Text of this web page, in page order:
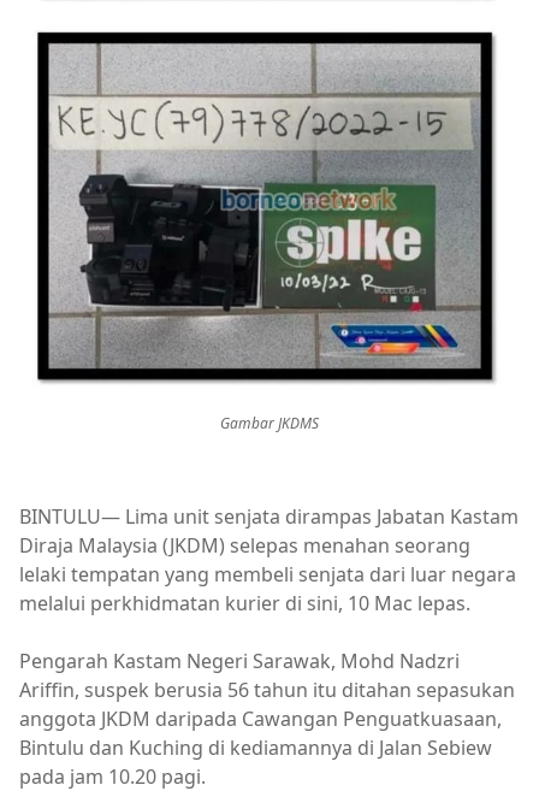
Gambar JKDMS
BINTULU— Lima unit senjata dirampas Jabatan Kastam
Diraja Malaysia (JKDM) selepas menahan seorang
lelaki tempatan yang membeli senjata dari luar negara
melalui perkhidmatan kurier di sini, 10 Mac lepas.
Pengarah Kastam Negeri Sarawak, Mohd Nadzri
Ariffin, suspek berusia 56 tahun itu ditahan sepasukan
anggota JKDM daripada Cawangan Penguatkuasaan,
Bintulu dan Kuching di kediamannya di Jalan Sebiew
pada jam 10.20 pagi.